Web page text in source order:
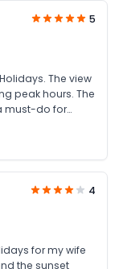
5
The view
peak hours. The
must-do for
4
for my wife
the sunset